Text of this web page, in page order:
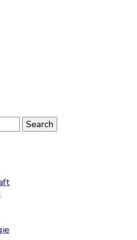
Was Männer denken.